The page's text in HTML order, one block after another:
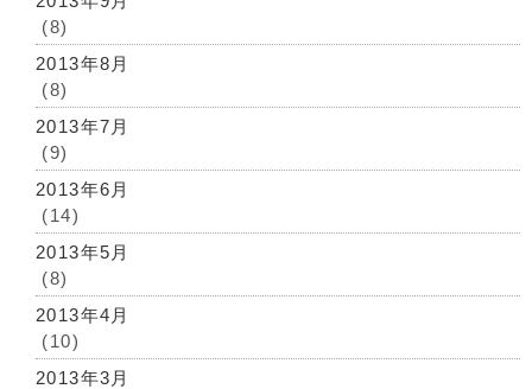
(8)
2013年8月
(8)
2013年7月
(9)
2013年6月
(14)
2013年5月
(8)
2013年4月
(10)
2013年3月